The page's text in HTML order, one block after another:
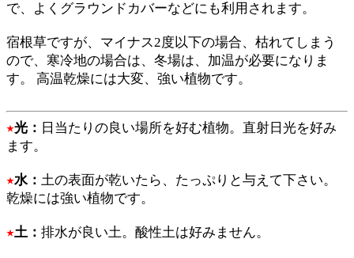
で、よくグラウンドカバーなどにも利用されます。
宿根草ですが、マイナス2度以下の場合、枯れてしまう
ので、寒冷地の場合は、冬場は、加温が必要になりま
す。 高温乾燥には大変、強い植物です。
光： 日当たりの良い場所を好む植物。直射日光を好み
ます。
水： 土の表面が乾いたら、たっぷりと与えて下さい。
乾燥には強い植物です。
土： 排水が良い土。酸性土は好みません。